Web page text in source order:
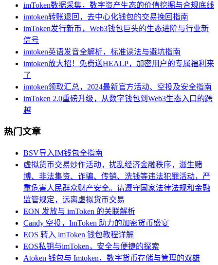
imToken数据采集，数字资产生态的价值挖掘与合规底线
imtoken转账退回，去中心化钱包的交易挽回指南
imToken发行新币，Web3钱包巨头的生态进阶与行业新
信号
imtoken英语发音全解析，标准读法与避坑指南
imtoken放大招！免费送HEALP，加密用户的专属福利来
了
imtoken领取汇总，2024最新官方活动、空投及安全指南
imToken 2.0重磅升级，从数字钱包到Web3生态入口的跨
越
热门文章
BSV导入IM钱包全指南
虚拟货币交易炒作活动，扰乱经济金融秩序，滋生赌
博、非法集资、诈骗、传销、洗钱等违法犯罪活动，严
重危害人民群众财产安全。请遵守国家法律法规和金融
监管规定，远离虚拟货币交易
EON 发放与 imToken 的关联解析
Candy 空投，ImToken 助力的加密货币盛宴
EOS 转入 imToken 钱包教程详解
EOS私钥与imToken，安全与便捷的探索
Atoken 钱包与 Imtoken，数字货币存储与管理的双雄